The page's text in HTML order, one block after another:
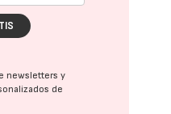
newsletters y
de